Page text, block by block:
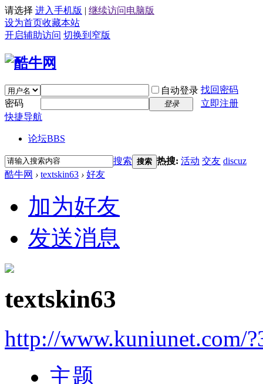
请选择 进入手机版 | 继续访问电脑版
设为首页收藏本站
开启辅助访问 切换到窄版
自动登录 找回密码
密码
登录
立即注册
快捷导航
论坛BBS
搜索 搜索 热搜: 活动 交友 discuz
酷牛网 › textskin63 › 好友
加为好友
发送消息
textskin63
http://www.kuniunet.com/
主题